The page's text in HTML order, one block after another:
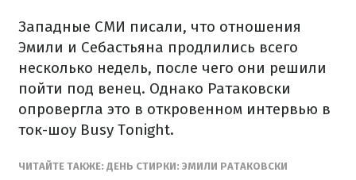
Западные СМИ писали, что отношения
Эмили и Себастьяна продлились всего
несколько недель, после чего они решили
пойти под венец. Однако Ратаковски
опровергла это в откровенном интервью в
ток-шоу Busy Tonight.
ЧИТАЙТЕ ТАКЖЕ: ДЕНЬ СТИРКИ: ЭМИЛИ РАТАКОВСКИ